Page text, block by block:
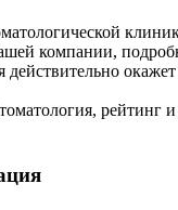
компании,
рейтинг